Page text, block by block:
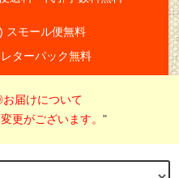
スモール便無料
ターパック無料
届けについて
更がございます。"